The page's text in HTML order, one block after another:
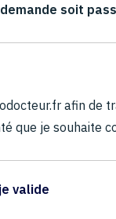
soit
afin de
que je souhaite
valide